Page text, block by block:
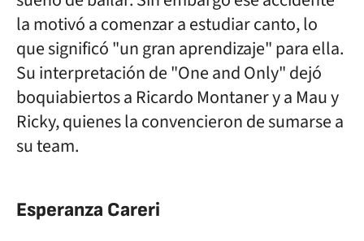
la motivó a comenzar a estudiar canto, lo
que significó "un gran aprendizaje" para ella.
Su interpretación de "One and Only" dejó
boquiabiertos a Ricardo Montaner y a Mau y
Ricky, quienes la convencieron de sumarse a
su team.
Esperanza Careri